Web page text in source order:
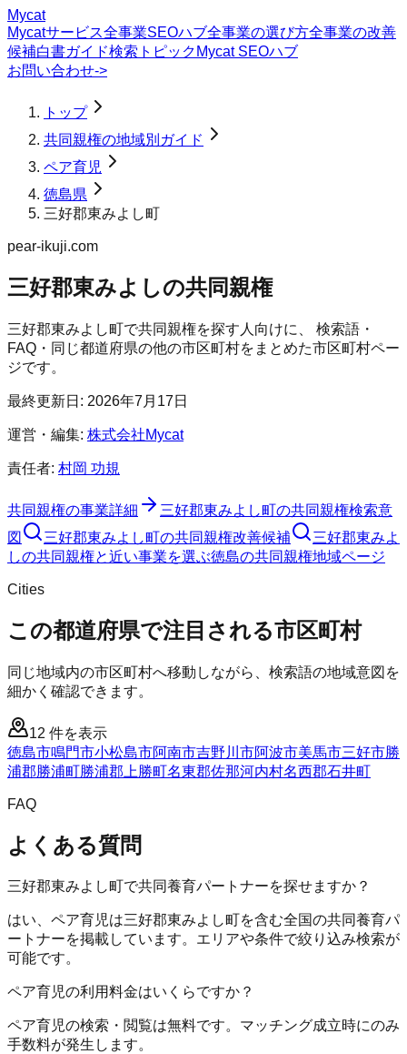
Mycat
Mycatサービス全事業SEOハブ全事業の選び方全事業の改善
候補白書ガイド検索トピック Mycat SEOハブ
お問い合わせ->
トップ
共同親権の地域別ガイド
ペア育児
徳島県
三好郡東みよし町
pear-ikuji.com
三好郡東みよしの共同親権
三好郡東みよし町で共同親権を探す人向けに、 検索語・
FAQ・同じ都道府県の他の市区町村をまとめた市区町村ペー
ジです。
最終更新日: 2026年7月17日
運営・編集: 株式会社Mycat
責任者: 村岡 功規
共同親権の事業詳細 三好郡東みよし町の共同親権検索意
図
三好郡東みよし町の共同親権改善候補
三好郡東みよ
しの共同親権と近い事業を選ぶ徳島の共同親権地域ページ
Cities
この都道府県で注目される市区町村
同じ地域内の市区町村へ移動しながら、検索語の地域意図を
細かく確認できます。
12 件を表示
徳島市鳴門市小松島市阿南市吉野川市阿波市美馬市三好市勝
浦郡勝浦町勝浦郡上勝町名東郡佐那河内村名西郡石井町
FAQ
よくある質問
三好郡東みよし町で共同養育パートナーを探せますか？
はい、ペア育児は三好郡東みよし町を含む全国の共同養育パ
ートナーを掲載しています。エリアや条件で絞り込み検索が
可能です。
ペア育児の利用料金はいくらですか？
ペア育児の検索・閲覧は無料です。マッチング成立時にのみ
手数料が発生します。